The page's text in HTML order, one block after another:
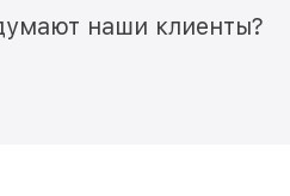
наши клиенты?